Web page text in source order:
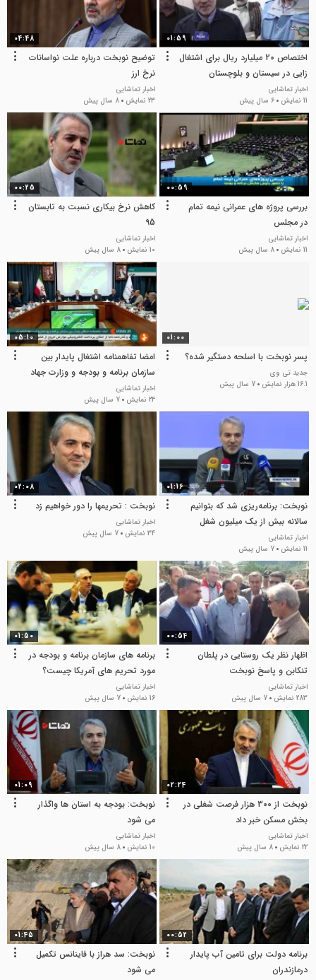
01:59
اختصاص 20 میلیارد ریال برای اشتغال
زایی در سیستان و بلوچستان
اخبار تماشایی
11 نمایش
6 سال پیش
04:48
توضیح نوبخت درباره علت نواسانات
نرخ ارز
اخبار تماشایی
23 نمایش
8 سال پیش
00:59
بررسی پروژه های عمرانی نیمه تمام
در مجلس
اخبار تماشایی
11 نمایش
8 سال پیش
00:25
کاهش نرخ بیکاری نسبت به تابستان
95
اخبار تماشایی
10 نمایش
8 سال پیش
01:00
پسر نوبخت با اسلحه دستگیر شده؟
جدید تی وی
16.1 هزار نمایش
7 سال پیش
05:10
امضا تفاهمنامه اشتغال پایدار بین
سازمان برنامه و بودجه و وزارت جهاد
کشاورزی
اخبار تماشایی
24 نمایش
7 سال پیش
01:16
نوبخت: برنامه‌ریزی شد که بتوانیم
سالانه بیش از یک میلیون شغل
ایجاد کنیم.
اخبار تماشایی
11 نمایش
7 سال پیش
02:08
نوبخت : تحریمها را دور خواهیم زد
اخبار تماشایی
34 نمایش
7 سال پیش
00:54
اظهار نظر یک روستایی در پلطان
تنکابن و پاسخ نوبخت
اخبار تماشایی
283 نمایش
7 سال پیش
01:50
برنامه های سازمان برنامه و بودجه در
مورد تحریم های آمریکا چیست؟
اخبار تماشایی
16 نمایش
7 سال پیش
02:24
نوبخت از 300 هزار فرصت شغلی در
بخش مسکن خبر داد
اخبار تماشایی
22 نمایش
8 سال پیش
01:09
نوبخت: بودجه به استان ها واگذار
می شود
اخبار تماشایی
10 نمایش
8 سال پیش
00:52
برنامه دولت برای تامین آب پایدار
درمازندران
01:45
نوبخت: سد هراز با فاینانس تکمیل
می شود